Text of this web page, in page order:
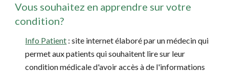
Vous souhaitez en apprendre sur votre
condition?
Info Patient : site internet élaboré par un médecin qui
permet aux patients qui souhaitent lire sur leur
condition médicale d'avoir accès à de l'informations